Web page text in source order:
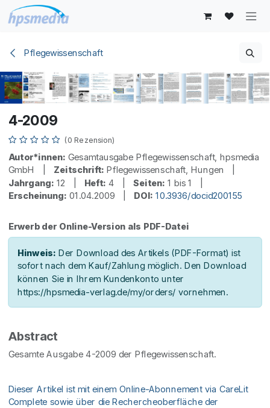
Zum Inhalt springen
Pflegewissenschaft
4-2009
(0 Rezension)
Autor*innen: Gesamtausgabe Pflegewissenschaft, hpsmedia
GmbH | Zeitschrift: Pflegewissenschaft, Hungen |
Jahrgang: 12 | Heft: 4 |Seiten: 1 bis 1 |
Erscheinung: 01.04.2009 | DOI: 10.3936/docid200155
Erwerb der Online-Version als PDF-Datei
Hinweis: Der Download des Artikels (PDF-Format) ist
sofort nach dem Kauf/Zahlung möglich. Den Download
können Sie in Ihrem Kundenkonto unter
https://hpsmedia-verlag.de/my/orders/ vornehmen.
Abstract
Gesamte Ausgabe 4-2009 der Pflegewissenschaft.
Dieser Artikel ist mit einem Online-Abonnement via CareLit
Complete sowie über die Rechercheoberfläche der